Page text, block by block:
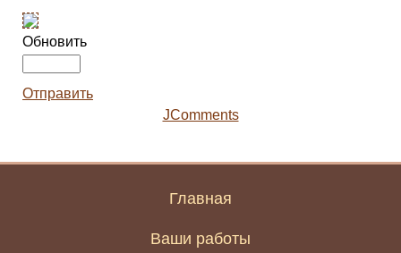
Обновить
Отправить
JComments
Главная
Ваши работы